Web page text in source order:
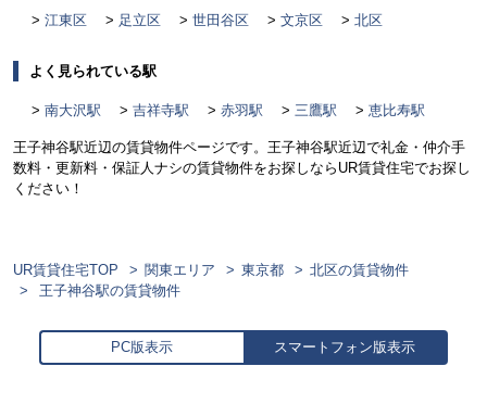
江東区 足立区 世田谷区 文京区 北区
よく見られている駅
南大沢駅 吉祥寺駅 赤羽駅 三鷹駅 恵比寿駅
王子神谷駅近辺の賃貸物件ページです。王子神谷駅近辺で礼金・仲介手
数料・更新料・保証人ナシの賃貸物件をお探しならUR賃貸住宅でお探し
ください！
UR賃貸住宅TOP 関東エリア 東京都
北区の賃貸物件
王子神谷駅の賃貸物件
PC版表示 スマートフォン版表示